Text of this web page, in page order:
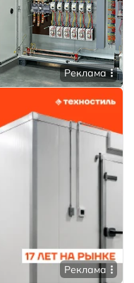
Реклама
Реклама